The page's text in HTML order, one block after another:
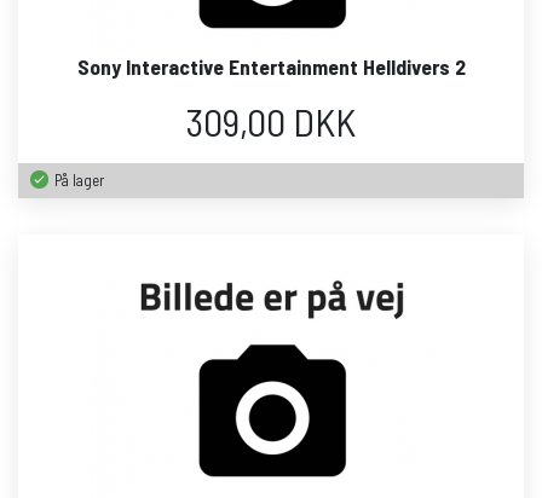
Sony Interactive Entertainment Helldivers 2
309,00 DKK
På lager